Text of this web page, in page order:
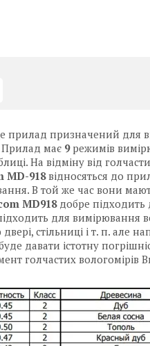
прилад призначений для
має 9режимів
На відміну від
MD-918відносяться до
В той же час вони
MD918добре підходить
для вимірювання
стільниці і т. п. але
давати істотну
голчастих